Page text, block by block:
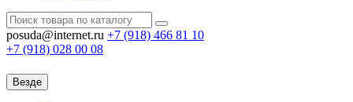
posuda@internet.ru +7 (918) 466 81 10
+7 (918) 028 00 08
Везде